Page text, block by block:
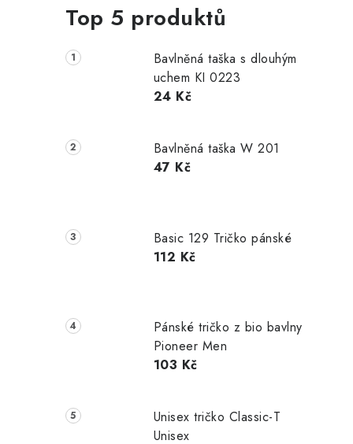
Top 5 produktů
Bavlněná taška s dlouhým
uchem KI 0223
24 Kč
Bavlněná taška W 201
47 Kč
Basic 129 Tričko pánské
112 Kč
Pánské tričko z bio bavlny
Pioneer Men
103 Kč
Unisex tričko Classic-T
Unisex